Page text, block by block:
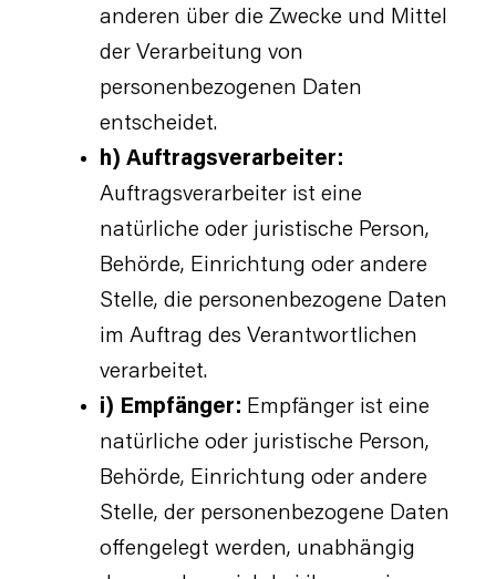
anderen über die Zwecke und Mittel
der Verarbeitung von
personenbezogenen Daten
entscheidet.
h) Auftragsverarbeiter:
Auftragsverarbeiter ist eine
natürliche oder juristische Person,
Behörde, Einrichtung oder andere
Stelle, die personenbezogene Daten
im Auftrag des Verantwortlichen
verarbeitet.
i) Empfänger: Empfänger ist eine
natürliche oder juristische Person,
Behörde, Einrichtung oder andere
Stelle, der personenbezogene Daten
offengelegt werden, unabhängig